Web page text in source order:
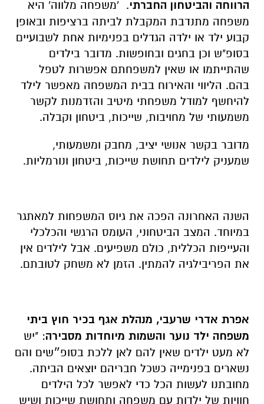
הרווחה והביטחון החברתי. 'משפחה מלווה' היא
משפחה מתנדבת המקבלת לביתה ברציפות ובאופן
קבוע ילד או ילדה הגדלים בפנימיות אחת לשבועיים
בסופ"ש וכן בחגים ובחופשות. מדובר בילדים
שהתייתמו או שאין למשפחתם אפשרות לטפל
בהם. הליווי והאירוח בבית המשפחה מאפשר לילד
להיחשף למודל משפחתי מיטיב והזדמנות לקשר
משמעותי של מחויבות, שייכות, ביטחון וקבלה.
מדובר בקשר אנושי יציב, מחבק ומשמעותי,
שמעניק לילדים תחושת שייכות, ביטחון ונורמליות.
השנה האחרונה הפכה את גיוס המשפחות למאתגר
במיוחד. המצב הביטחוני, העומס הרגשי והכלכלי
והעייפות הכללית, כולם משפיעים. אבל לילדים אין
את הפריבילגיה להמתין. הזמן לא משחק לטובתם.
אפרת אדרי שרעבי, מנהלת אגף בכיר חוץ ביתי
משפחה ילד נוער והשמות מיוחדות מסבירה: "יש
לא מעט ילדים שאין להם לאן ללכת בסופ״שים והם
נשארים בפנימייה כשכל חבריהם יוצאים הביתה.
מחובתנו לעשות הכל כדי לאפשר לכל הילדים
חוויות של ילדות עם משפחה ותחושת שייכות ושיש